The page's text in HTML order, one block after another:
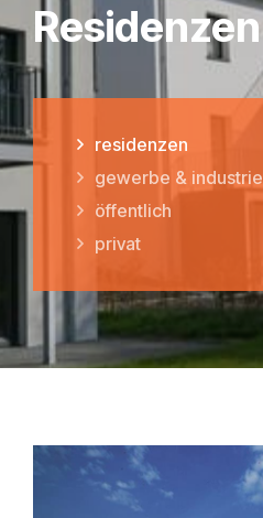
Residenzen
residenzen
gewerbe & industrie
öffentlich
privat